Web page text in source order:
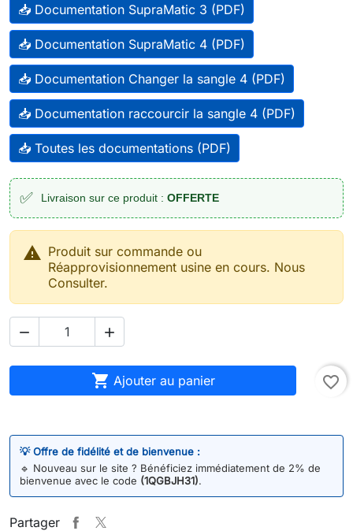
📥 Documentation SupraMatic 3 (PDF)
📥 Documentation SupraMatic 4 (PDF)
📥 Documentation Changer la sangle 4 (PDF)
📥 Documentation raccourcir la sangle 4 (PDF)
📥 Toutes les documentations (PDF)
✅ Livraison sur ce produit : OFFERTE
 Produit sur commande ou
Réapprovisionnement usine en cours. Nous
Consulter.
 
 Ajouter au panier favorite_border
💡 Offre de fidélité et de bienvenue :
🔹 Nouveau sur le site ? Bénéficiez immédiatement de 2% de
bienvenue avec le code (1QGBJH31).
Partager